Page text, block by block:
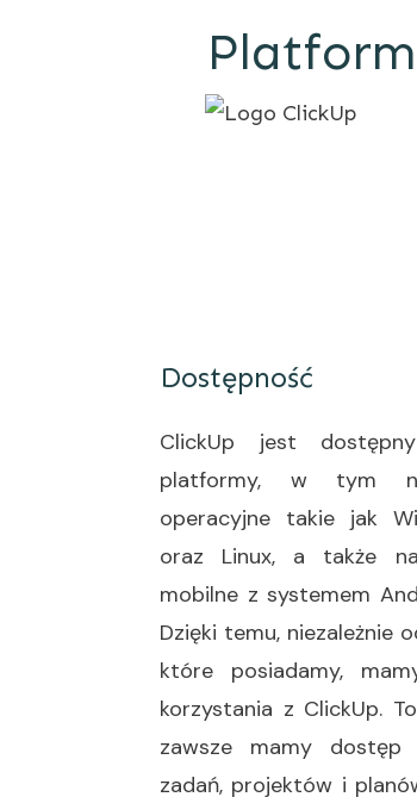
Dostępność
ClickUp jest
platformy, w tym
operacyjne takie jak
oraz Linux, a także
mobilne z systemem
Dzięki temu, niezależnie
które posiadamy,
korzystania z ClickUp.
zawsze mamy dostęp
zadań, projektów i